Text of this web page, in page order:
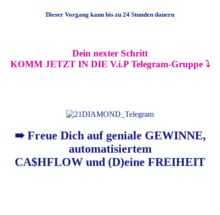
Dieser Vorgang kann bis zu 24 Stunden dauern
Dein nexter Schritt
KOMM JETZT IN DIE V.i.P Telegram-Gruppe ⤵︎
➠Freue Dich auf geniale GEWINNE,
automatisiertem
CA$HFLOW und (D)eine FREIHEIT